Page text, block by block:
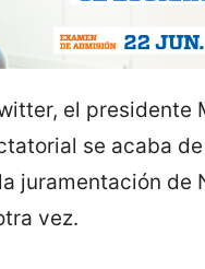
el presidente
se acaba
juramentación de
vez.